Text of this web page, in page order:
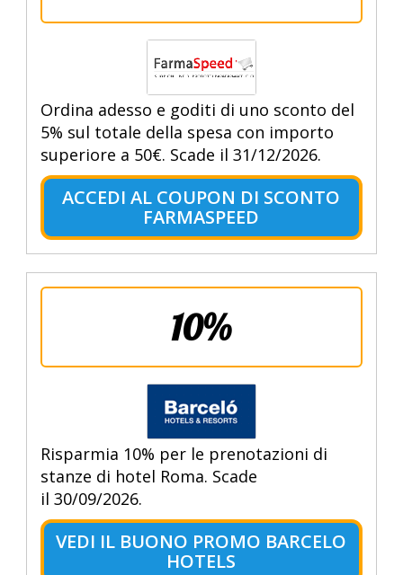
Ordina adesso e goditi di uno sconto del
5% sul totale della spesa con importo
superiore a 50€. Scade il 31/12/2026.
ACCEDI AL COUPON DI SCONTO
FARMASPEED
10%
Risparmia 10% per le prenotazioni di
stanze di hotel Roma. Scade
il 30/09/2026.
VEDI IL BUONO PROMO BARCELO
HOTELS